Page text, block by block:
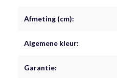
Afmeting (cm):
Algemene kleur:
Garantie: